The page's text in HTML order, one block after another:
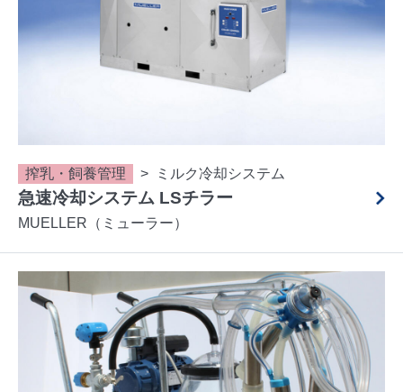
搾乳・飼養管理 ミルク冷却システム
急速冷却システム LSチラー
MUELLER（ミューラー）